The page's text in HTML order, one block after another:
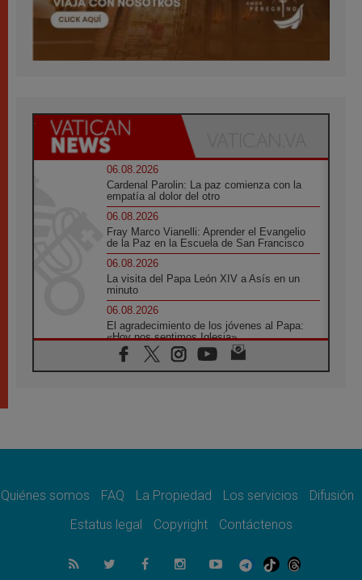
06.08.2026
Cardenal Parolin: La paz comienza con la
empatía al dolor del otro
06.08.2026
Fray Marco Vianelli: Aprender el Evangelio
de la Paz en la Escuela de San Francisco
06.08.2026
La visita del Papa León XIV a Asís en un
minuto
06.08.2026
El agradecimiento de los jóvenes al Papa:
«Hoy nos sentimos Iglesia»
06.08.2026
Líbano: Reanudan los coloquios en Roma en
paz
Sturla: La visita de León XIV será una buena
06.08.2026
León XIV: La revolución del Evangelio
Quiénes somos FAQ La Propiedad Los servicios
Difusión
Estatus legal
Copyright Contáctenos